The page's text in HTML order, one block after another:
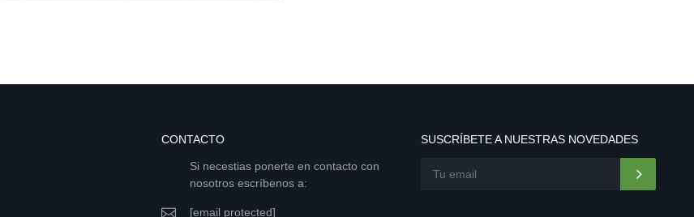
CONTACTO
Si necestias ponerte en contacto con
nosotros escríbenos a:
[email protected]
SUSCRÍBETE A NUESTRAS NOVEDADES